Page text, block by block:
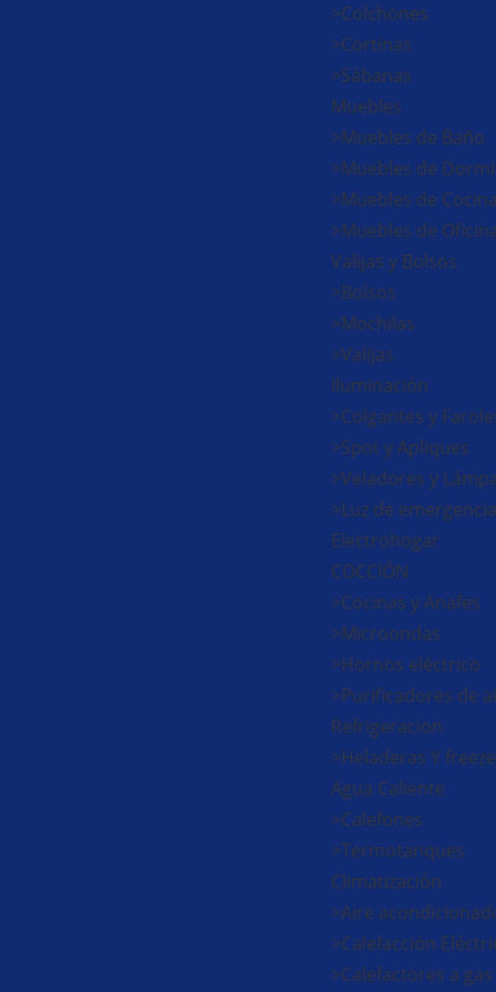
>Colchones
>Cortinas
>Sábanas
Muebles
>Muebles de Baño
>Muebles de
>Muebles de Cocina
>Muebles de
Valijas y Bolsos
>Bolsos
>Mochilas
>Valijas
Iluminación
>Colgantes y
>Spot y Apliques
>Veladores y
>Luz de emergencia
Electrohogar
COCCIÓN
>Cocinas y Anafes
>Microondas
>Hornos eléctrico
>Purificadores de
Refrigeracion
>Heladeras Y
Agua Caliente
>Calefones
>Termotanques
Climatización
>Aire
>Calefacción
>Calefactores a gas